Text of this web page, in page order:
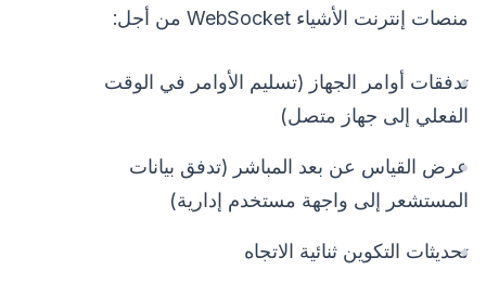
منصات إنترنت الأشياء WebSocket من أجل:
تدفقات أوامر الجهاز (تسليم الأوامر في الوقت
الفعلي إلى جهاز متصل)
عرض القياس عن بعد المباشر (تدفق بيانات
المستشعر إلى واجهة مستخدم إدارية)
تحديثات التكوين ثنائية الاتجاه